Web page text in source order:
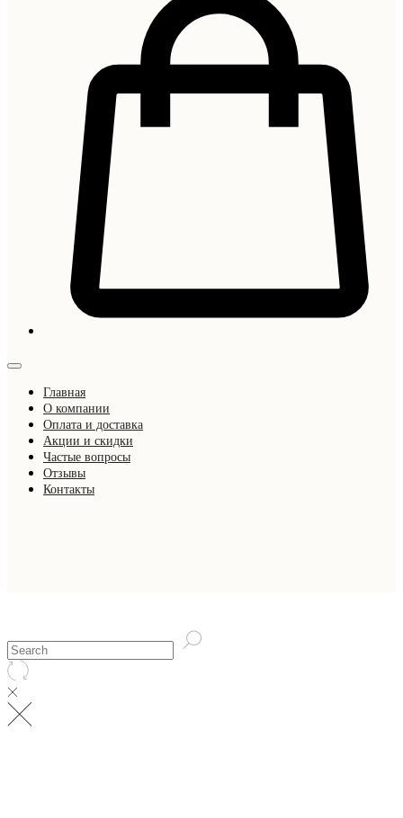
Главная
О компании
Оплата и доставка
Акции и скидки
Частые вопросы
Отзывы
Контакты